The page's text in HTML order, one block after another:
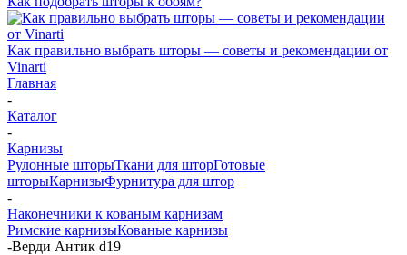
Как правильно выбрать шторы — советы и рекомендации от
Vinarti
Главная
-
Каталог
-
Карнизы
Рулонные шторыТкани для шторГотовые
шторыКарнизыФурнитура для штор
-
Наконечники к кованым карнизам
Римские карнизыКованые карнизы
-Верди Антик d19